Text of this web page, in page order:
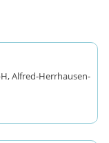
Alfred-Herrhausen-